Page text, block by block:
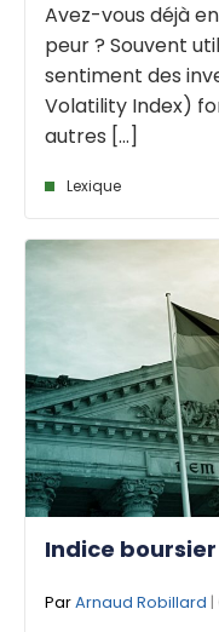
Avez-vous déjà
peur ? Souvent
sentiment des
Volatility Index)
autres [...]
Lexique
Indice
ParArnaud Robillard |